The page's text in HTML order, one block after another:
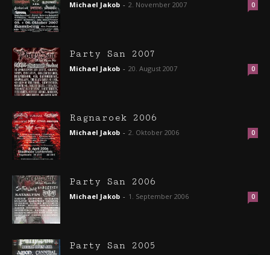
Michael Jakob - 2. November 2007 0
Party San 2007
Michael Jakob - 20. August 2007 0
Ragnaroek 2006
Michael Jakob - 2. Oktober 2006 0
Party San 2006
Michael Jakob - 1. September 2006 0
Party San 2005